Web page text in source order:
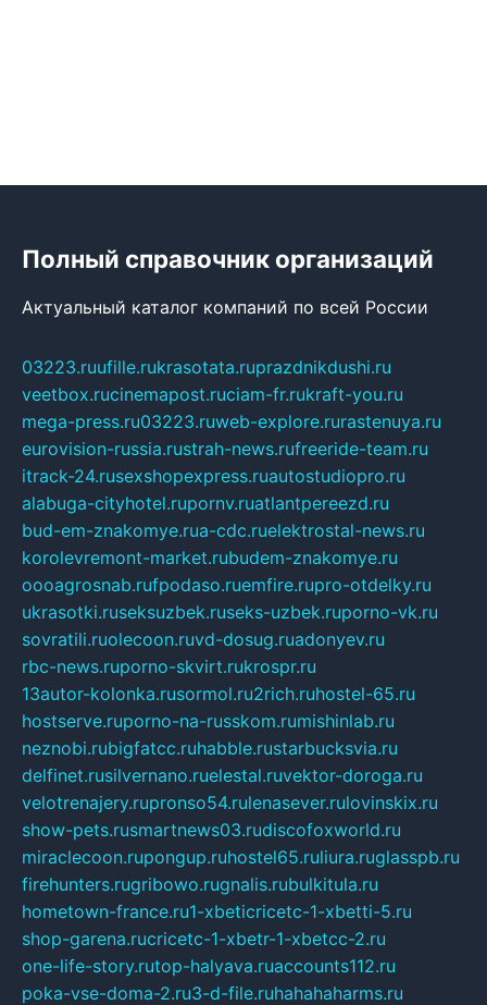
Полный справочник организаций
Актуальный каталог компаний по всей России
03223.ruufille.rukrasotata.ruprazdnikdushi.ru
veetbox.rucinemapost.ruciam-fr.rukraft-you.ru
mega-press.ru03223.ruweb-explore.rurastenuya.ru
eurovision-russia.rustrah-news.rufreeride-team.ru
itrack-24.rusexshopexpress.ruautostudiopro.ru
alabuga-cityhotel.rupornv.ruatlantpereezd.ru
bud-em-znakomye.rua-cdc.ruelektrostal-news.ru
korolevremont-market.rubudem-znakomye.ru
oooagrosnab.rufpodaso.ruemfire.rupro-otdelky.ru
ukrasotki.ruseksuzbek.ruseks-uzbek.ruporno-vk.ru
sovratili.ruolecoon.ruvd-dosug.ruadonyev.ru
rbc-news.ruporno-skvirt.rukrospr.ru
13autor-kolonka.rusormol.ru2rich.ruhostel-65.ru
hostserve.ruporno-na-russkom.rumishinlab.ru
neznobi.rubigfatcc.ruhabble.rustarbucksvia.ru
delfinet.rusilvernano.ruelestal.ruvektor-doroga.ru
velotrenajery.rupronso54.rulenasever.rulovinskix.ru
show-pets.rusmartnews03.rudiscofoxworld.ru
miraclecoon.rupongup.ruhostel65.ruliura.ruglasspb.ru
firehunters.rugribowo.rugnalis.rubulkitula.ru
hometown-france.ru1-xbeticricetc-1-xbetti-5.ru
shop-garena.rucricetc-1-xbetr-1-xbetcc-2.ru
one-life-story.rutop-halyava.ruaccounts112.ru
poka-vse-doma-2.ru3-d-file.ruhahahaharms.ru